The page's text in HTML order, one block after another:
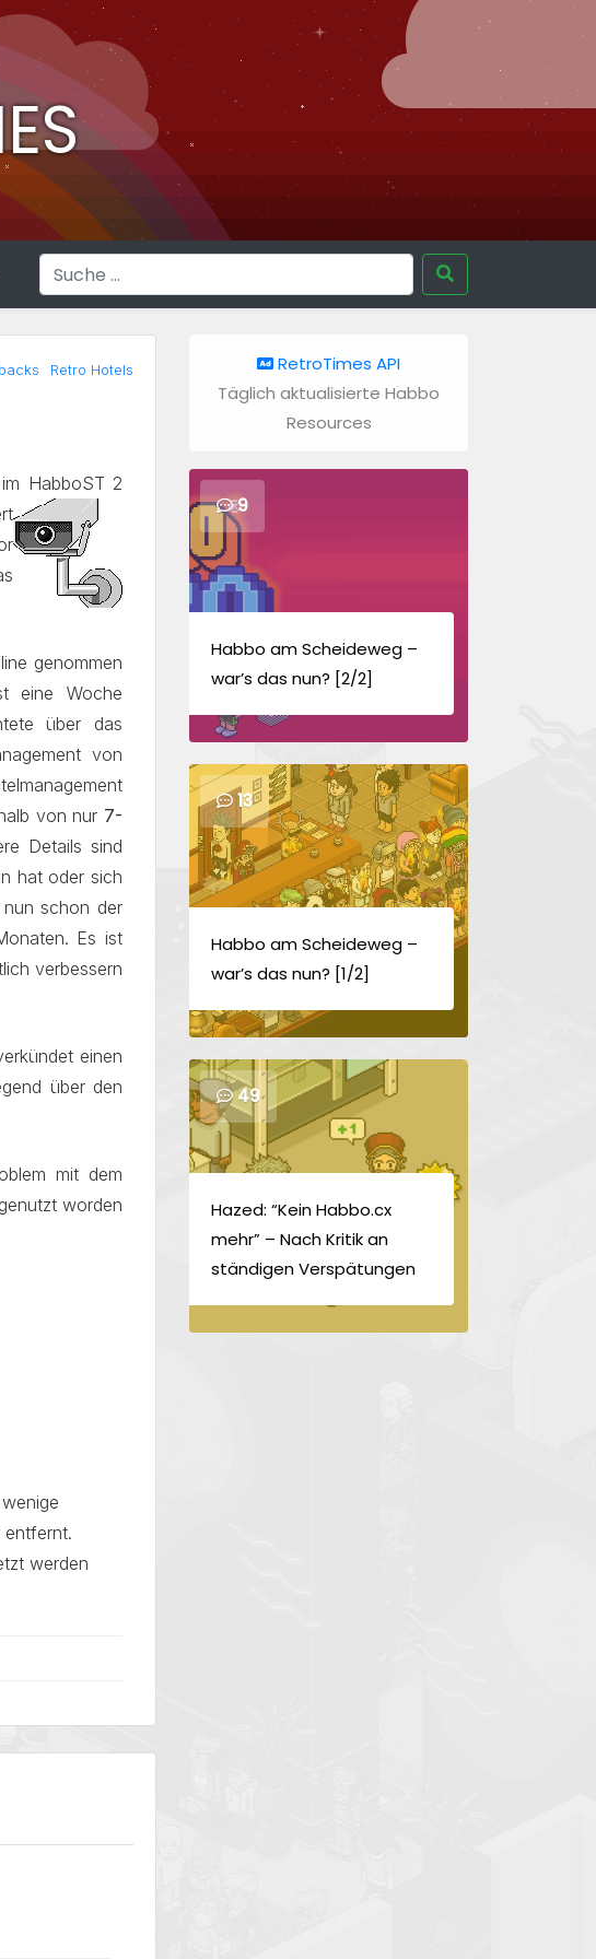
Retro Hotels
im HabboST 2
genommen
eine Woche
über das
von
von nur 7-
Details sind
hat oder sich
schon der
Es ist
verbessern
einen
über den
mit dem
worden
werden
RetroTimes API
Täglich aktualisierte Habbo
Resources
9
Habbo am Scheideweg –
war’s das nun? [2/2]
13
Habbo am Scheideweg –
war’s das nun? [1/2]
49
Hazed: “Kein Habbo.cx
mehr” – Nach Kritik an
ständigen Verspätungen